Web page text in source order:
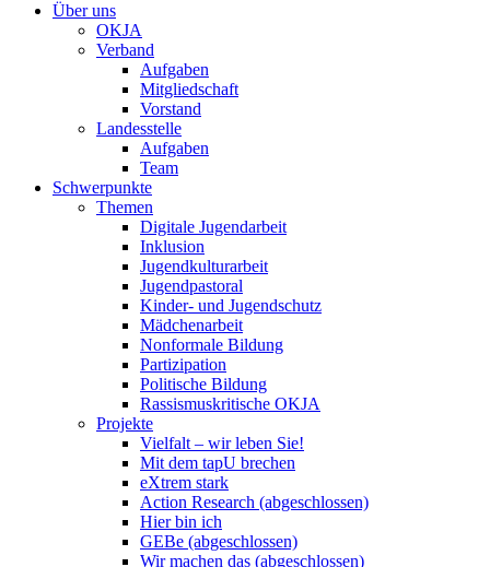
Über uns
OKJA
Verband
Aufgaben
Mitgliedschaft
Vorstand
Landesstelle
Aufgaben
Team
Schwerpunkte
Themen
Digitale Jugendarbeit
Inklusion
Jugendkulturarbeit
Jugendpastoral
Kinder- und Jugendschutz
Mädchenarbeit
Nonformale Bildung
Partizipation
Politische Bildung
Rassismuskritische OKJA
Projekte
Vielfalt – wir leben Sie!
Mit dem tapU brechen
eXtrem stark
Action Research (abgeschlossen)
Hier bin ich
GEBe (abgeschlossen)
Wir machen das (abgeschlossen)